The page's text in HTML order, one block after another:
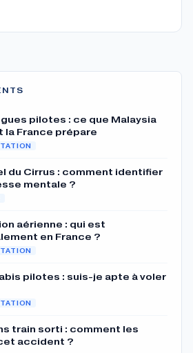
pilotes : ce que Malaysia
la France prépare
du Cirrus : comment identifier
mentale ?
aérienne : qui est
en France ?
pilotes : suis-je apte à voler
train sorti : comment les
accident ?